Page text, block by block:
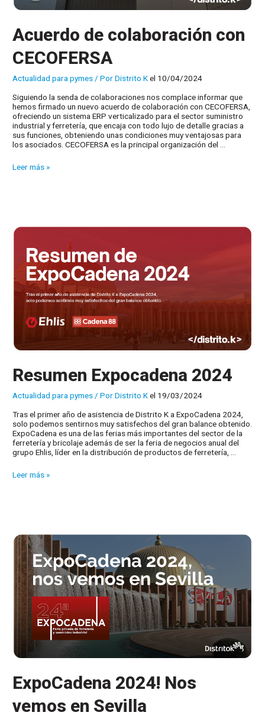
Acuerdo de colaboración con
CECOFERSA
Actualidad para pymes / PorDistrito Kel 10/04/2024
Siguiendo la senda de colaboraciones nos complace informar que
hemos firmado un nuevo acuerdo de colaboración con CECOFERSA,
ofreciendo un sistema ERP verticalizado para el sector suministro
industrial y ferretería, que encaja con todo lujo de detalle gracias a
sus funciones, obteniendo unas condiciones muy ventajosas para
los asociados. CECOFERSA es la principal organización del …
Acuerdo
Leer más »
Resumen Expocadena 2024
Actualidad para pymes/ PorDistrito Kel 19/03/2024
Tras el primer año de asistencia de Distrito K a ExpoCadena 2024,
solo podemos sentirnos muy satisfechos del gran balance obtenido.
ExpoCadena es una de las ferias más importantes del sector de la
ferretería y bricolaje además de ser la feria de negocios anual del
grupo Ehlis, líder en la distribución de productos de ferretería, …
Resumen
Leer más »
ExpoCadena 2024! Nos
vemos en Sevilla